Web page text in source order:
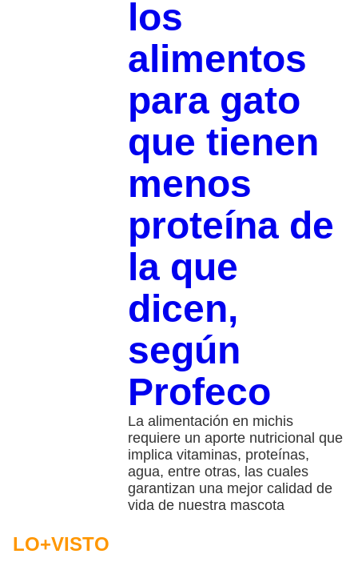
los
alimentos
para gato
que tienen
menos
proteína de
la que
dicen,
según
Profeco
La alimentación en michis
requiere un aporte nutricional que
implica vitaminas, proteínas,
agua, entre otras, las cuales
garantizan una mejor calidad de
vida de nuestra mascota
LO+VISTO